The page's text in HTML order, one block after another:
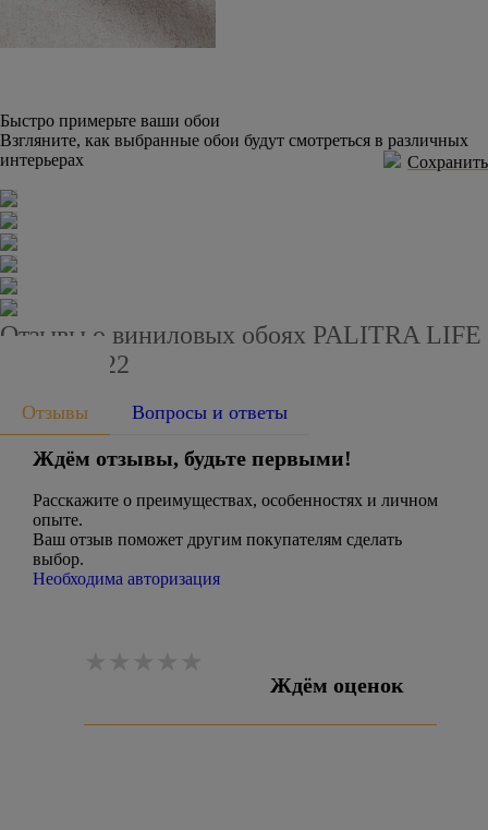
Быстро примерьте ваши обои
Взгляните, как выбранные обои будут смотреться в различных
интерьерах
Сохранить
Отзывы о виниловых обоях PALITRA LIFE
PL71811-22
Отзывы Вопросы и ответы
Ждём отзывы, будьте первыми!
Расскажите о преимуществах, особенностях и личном
опыте.
Ваш отзыв поможет другим покупателям сделать
выбор.
Необходима авторизация
Ждём оценок